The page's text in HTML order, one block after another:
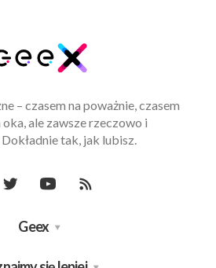
– czasem na poważnie, czasem
ale zawsze rzeczowo i
tak, jak lubisz.
Geex